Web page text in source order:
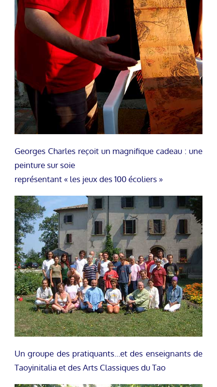
Georges Charles reçoit un magnifique cadeau : une
peinture sur soie
représentant « les jeux des 100 écoliers »
Un groupe des pratiquants…et des enseignants de
Taoyinitalia et des Arts Classiques du Tao